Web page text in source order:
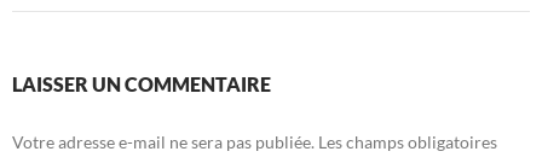
LAISSER UN COMMENTAIRE
Votre adresse e-mail ne sera pas publiée. Les champs obligatoires